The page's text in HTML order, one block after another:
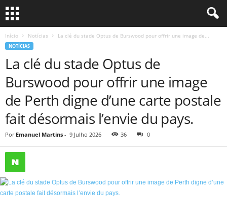
Início Notícias La clé du stade Optus de Burswood pour offrir une image de...
NOTÍCIAS
La clé du stade Optus de
Burswood pour offrir une image
de Perth digne d’une carte postale
fait désormais l’envie du pays.
Por Emanuel Martins - 9 Julho 2026 36 0